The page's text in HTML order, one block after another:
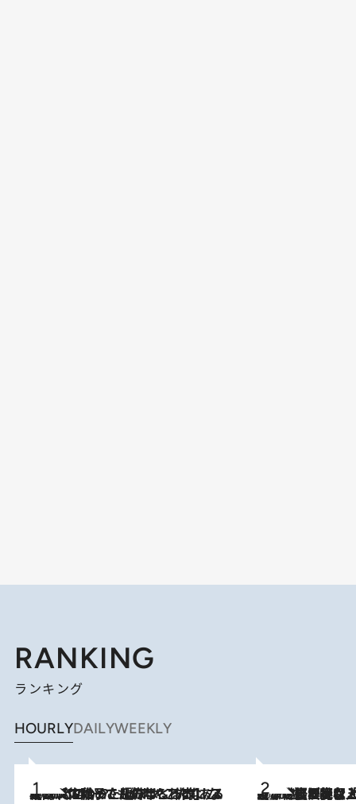
RANKING
ランキング
HOURLYDAILYWEEKLY
2026.8.5
【阿川佐和子さんの年とる力】なぜ70代で始めた趣味は“こんなに楽しい”のか？ ピアノ、俳句…スランプに陥っても続けられる“ある秘訣”とは 2026.8.5
【なぜ吉沢亮は「気配を消せる」のか？】興行収入208億の『国宝』を経て挑むミュージカル『ディア・エヴァン・ハンセン』。トップ俳優が舞台上でさらけ出した“孤独”とは